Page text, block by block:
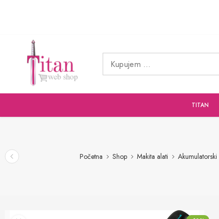
TITAN
Početna Shop Makita alati Akumulatorski